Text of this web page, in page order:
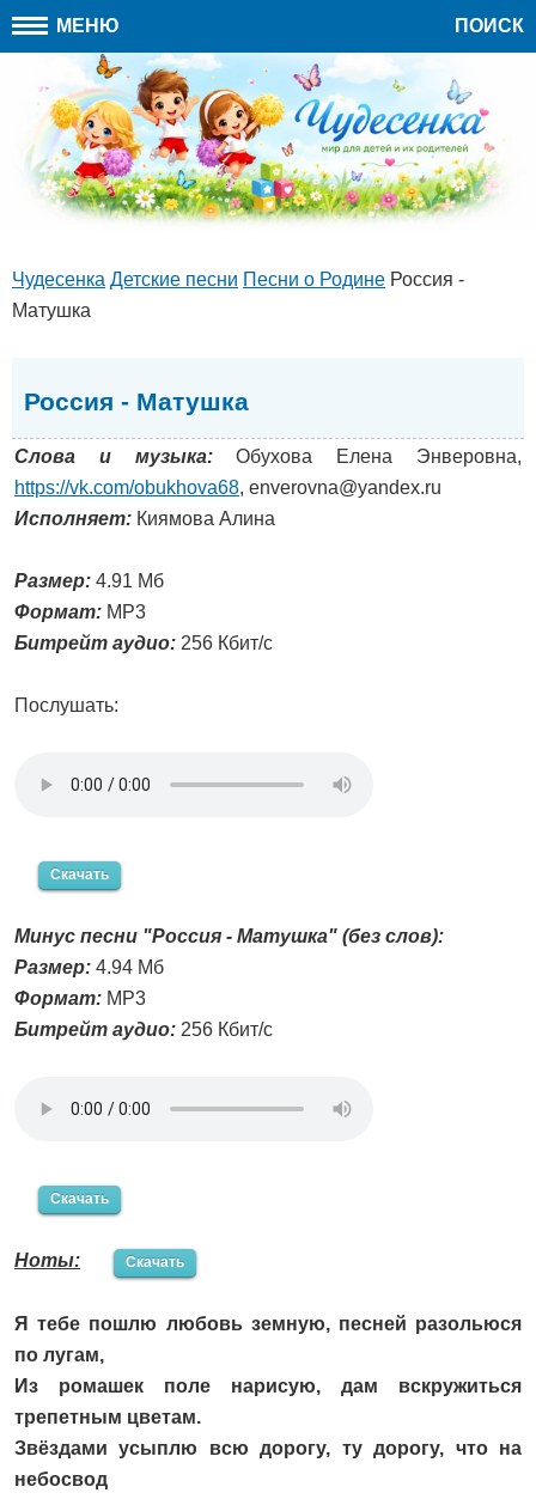
МЕНЮ ПОИСК
Чудесенка Детские песни Песни о Родине Россия -
Матушка
Россия - Матушка
Слова и музыка:Обухова Елена Энверовна,
https://vk.com/obukhova68, enverovna@yandex.ru
Исполняет: Киямова Алина
Размер: 4.91 Мб
Формат: MP3
Битрейт аудио: 256 Кбит/с
Послушать:
Скачать
Минус песни "Россия - Матушка" (без слов):
Размер: 4.94 Мб
Формат: MP3
Битрейт аудио: 256 Кбит/с
Скачать
Ноты: Скачать
Я тебе пошлю любовь земную, песней разольюся
по лугам,
Из ромашек поле нарисую, дам вскружиться
трепетным цветам.
Звёздами усыплю всю дорогу, ту дорогу, что на
небосвод